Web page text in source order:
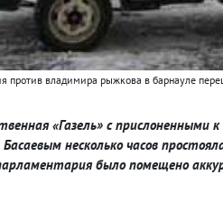
против владимира рыжкова в барнауле
«Газель» с
Басаевым несколько часов
было помещено